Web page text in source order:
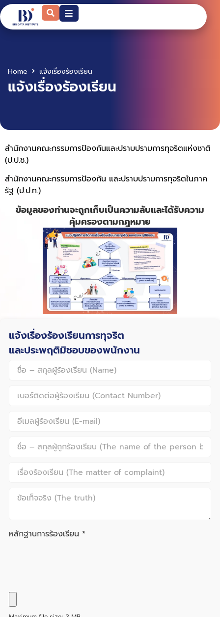
Home แจ้งเรื่องร้องเรียน
แจ้งเรื่องร้องเรียน
ข้อมูลของท่านจะถูกเก็บเป็นความลับและได้รับความ
คุ้มครองตามกฎหมาย
สำนักงานคณะกรรมการป้องกันและปราบปรามการทุจริตแห่งชาติ
(ป.ป.ช.)
สำนักงานคณะกรรมการป้องกัน และปราบปรามการทุจริตในภาค
รัฐ (ป.ป.ท.)
แจ้งเรื่องร้องเรียนการทุจริต
และประพฤติมิชอบของพนักงาน
หลักฐานการร้องเรียน *